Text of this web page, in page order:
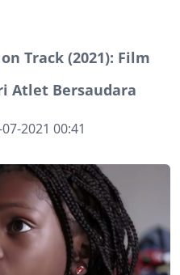
Track (2021): Film
Atlet Bersaudara
2021 00:41